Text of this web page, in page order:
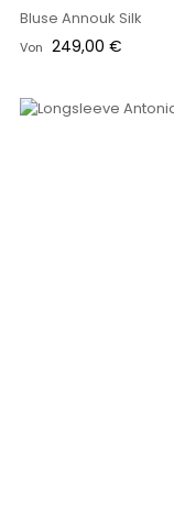
Bluse Annouk Silk
Von Preis
249,00 €